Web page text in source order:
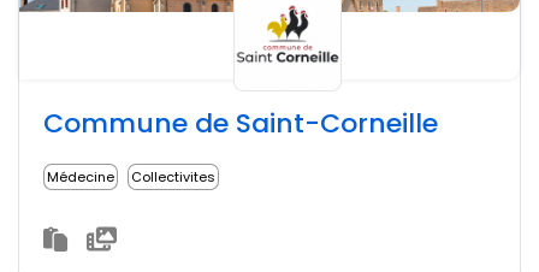
Commune de Saint-Corneille
Médecine Collectivites